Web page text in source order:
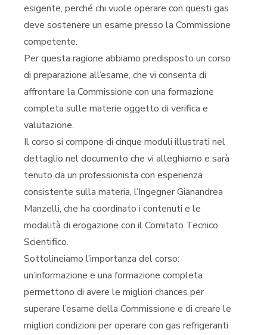
esigente, perché chi vuole operare con questi gas
deve sostenere un esame presso la Commissione
competente.
Per questa ragione abbiamo predisposto un corso
di preparazione all’esame, che vi consenta di
affrontare la Commissione con una formazione
completa sulle materie oggetto di verifica e
valutazione.
Il corso si compone di cinque moduli illustrati nel
dettaglio nel documento che vi alleghiamo e sarà
tenuto da un professionista con esperienza
consistente sulla materia, l’Ingegner Gianandrea
Manzelli, che ha coordinato i contenuti e le
modalità di erogazione con il Comitato Tecnico
Scientifico.
Sottolineiamo l’importanza del corso:
un’informazione e una formazione completa
permettono di avere le migliori chances per
superare l’esame della Commissione e di creare le
migliori condizioni per operare con gas refrigeranti